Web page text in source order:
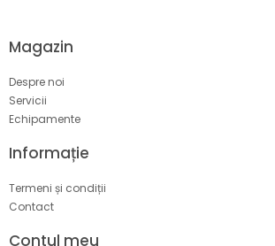
Magazin
Despre noi
Servicii
Echipamente
Informație
Termeni și condiții
Contact
Contul meu